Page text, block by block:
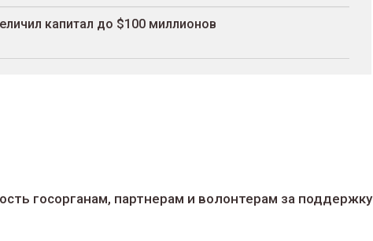
капитал до $100 миллионов
госорганам, партнерам и волонтерам за поддержку